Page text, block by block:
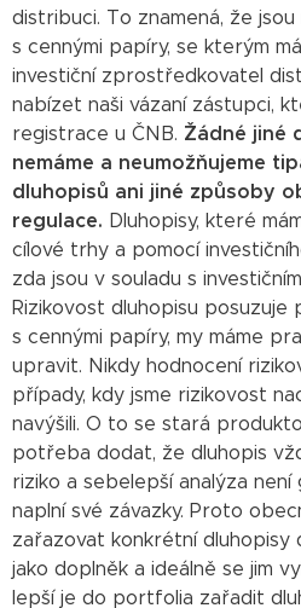
distribuci. To znamená, že
s cennými papíry, se kterým
investiční zprostředkovatel
nabízet naši vázaní zástupci,
registrace u ČNB. Žádné jiné
nemáme a neumožňujeme
dluhopisů ani jiné způsoby
regulace. Dluhopisy, které
cílové trhy a pomocí
zda jsou v souladu s
Rizikovost dluhopisu posuzuje
s cennými papíry, my máme
upravit. Nikdy hodnocení
případy, kdy jsme rizikovost
navýšili. O to se stará
potřeba dodat, že dluhopis
riziko a sebelepší analýza
naplní své závazky. Proto
zařazovat konkrétní dluhopisy
jako doplněk a ideálně se jim
lepší je do portfolia zařadit